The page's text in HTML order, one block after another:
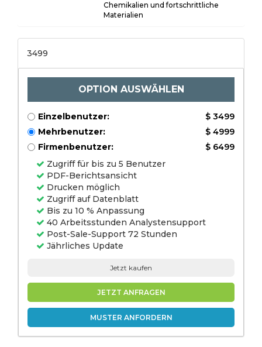
Others) By
Technology
(Slow
Pyrolysis,
Gasification)
Application
Water &
Wastewater
Treatment,
Energy,
Others) By
(Farmers,
Municipal
Authorities,
Industrial
Users,
Research
Institutions),
and Regional
Chemikalien und fortschrittliche
Materialien
3499
OPTION AUSWÄHLEN
Einzelbenutzer:
$ 3499
Mehrbenutzer:
$ 4999
Firmenbenutzer:
$ 6499
Zugriff für bis zu 5 Benutzer
PDF-Berichtsansicht
Drucken möglich
Zugriff auf Datenblatt
Bis zu 10 % Anpassung
40 Arbeitsstunden Analystensupport
Post-Sale-Support 72 Stunden
Jährliches Update
Jetzt kaufen
JETZT ANFRAGEN
MUSTER ANFORDERN